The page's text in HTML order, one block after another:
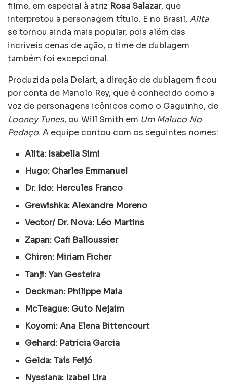
filme, em especial à atriz Rosa Salazar, que
interpretou a personagem título. E no Brasil, Alita
se tornou ainda mais popular, pois além das
incríveis cenas de ação, o time de dublagem
também foi excepcional.
Produzida pela Delart, a direção de dublagem ficou
por conta de Manolo Rey, que é conhecido como a
voz de personagens icônicos como o Gaguinho, de
Looney Tunes, ou Will Smith em Um Maluco No
Pedaço. A equipe contou com os seguintes nomes:
Alita: Isabella Simi
Hugo: Charles Emmanuel
Dr. Ido: Hercules Franco
Grewishka: Alexandre Moreno
Vector/ Dr. Nova: Léo Martins
Zapan: Cafi Balloussier
Chiren: Miriam Ficher
Tanji: Yan Gesteira
Deckman: Philippe Maia
McTeague: Guto Nejaim
Koyomi: Ana Elena Bittencourt
Gehard: Patricia Garcia
Gelda: Taís Feijó
Nyssiana: Izabel Lira